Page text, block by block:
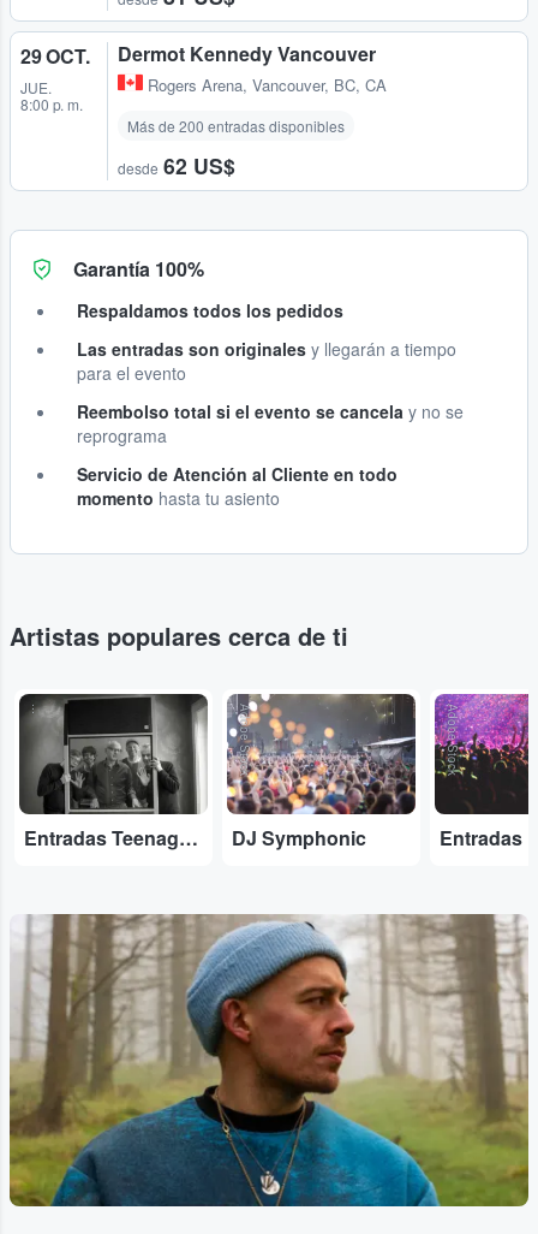
29 OCT.
JUE.
8:00 p. m.
Dermot Kennedy Vancouver
Rogers Arena, Vancouver, BC, CA
Más de 200 entradas disponibles
desde 62 US$
Garantía 100%
Respaldamos todos los pedidos
Las entradas son originales y llegarán a tiempo
para el evento
Reembolso total si el evento se cancela y no se
reprograma
Servicio de Atención al Cliente en todo
momento hasta tu asiento
Artistas populares cerca de ti
...
Entradas Teenage Fanclub
Adobe Stock
DJ Symphonic
Adobe Stock
Entradas